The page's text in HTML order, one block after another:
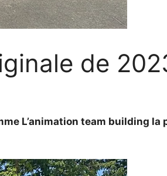
de
L’animation team building la